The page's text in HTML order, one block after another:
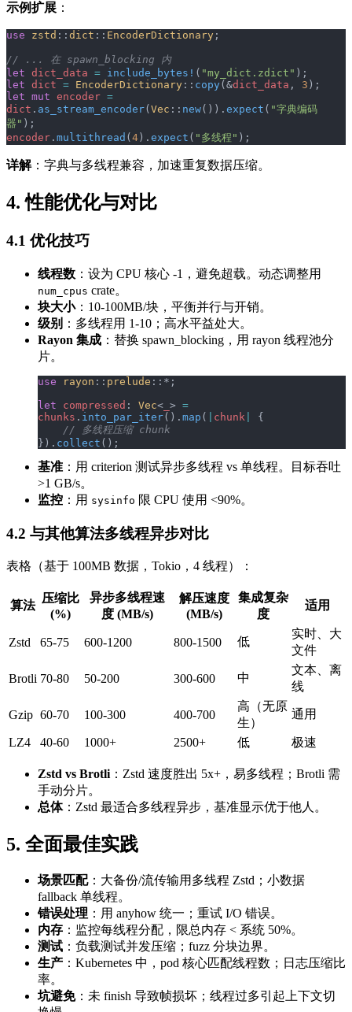
示例扩展 ：
use zstd :: dict :: EncoderDictionary ;
// ... 在 spawn_blocking 内
let dict_data = include_bytes! ( "my_dict.zdict" );
let dict = EncoderDictionary :: copy (&dict_data , 3 );
let mut encoder =
dict . as_stream_encoder( Vec :: new()). expect ( "字典编码
器" );
encoder . multithread ( 4 ). expect ( "多线程" );
详解：字典与多线程兼容，加速重复数据压缩。
4. 性能优化与对比
4.1 优化技巧
线程数 ：设为 CPU 核心 -1，避免超载。动态调整用
num_cpus crate。
块大小：10-100MB/块，平衡并行与开销。
级别 ：多线程用 1-10；高水平益处大。
Rayon 集成 ：替换 spawn_blocking，用 rayon 线程池分
片。
use rayon :: prelude ::*;
let compressed : Vec< > =
chunks . into_par_iter(). map ( chunk
{
    // 多线程压缩 chunk
}). collect ();
基准 ：用 criterion 测试异步多线程 vs 单线程。目标吞吐
>1 GB/s。
监控 ：用 sysinfo 限 CPU 使用 <90%。
4.2 与其他算法多线程异步对比
表格（基于 100MB 数据，Tokio，4 线程）：
算法
压缩比
(%)
异步多线程速
度 (MB/s)
解压速度
(MB/s)
集成复杂
度
适用
Zstd 65-75 600-1200 800-1500 低
实时、大
文件
Brotli 70-80 50-200 300-600 中
文本、离
线
Gzip 60-70 100-300 400-700
高（无原
生）
通用
LZ4 40-60 1000+ 2500+ 低 极速
Zstd vs Brotli：Zstd 速度胜出 5x+，易多线程；Brotli 需
手动分片。
总体：Zstd 最适合多线程异步，基准显示优于他人。
5. 全面最佳实践
场景匹配：大备份/流传输用多线程 Zstd；小数据
fallback 单线程。
错误处理 ：用 anyhow 统一；重试 I/O 错误。
内存 ：监控每线程分配，限总内存 < 系统 50%。
测试 ：负载测试并发压缩；fuzz 分块边界。
生产 ：Kubernetes 中，pod 核心匹配线程数；日志压缩比
率。
坑避免：未 finish 导致帧损坏；线程过多引起上下文切